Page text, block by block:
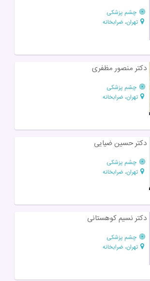
چشم پزشکی
تهران، ضرابخانه
دکتر منصور مظفری
چشم پزشکی
تهران، ضرابخانه
دکتر حسین ضیایی
چشم پزشکی
تهران، ضرابخانه
دکتر نسیم کوهستانی
چشم پزشکی
تهران، ضرابخانه